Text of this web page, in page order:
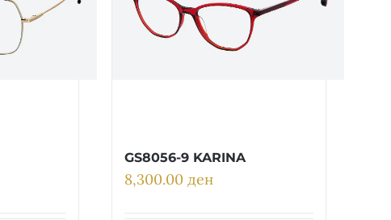
GS8056-9 KARINA
8,300.00 ден